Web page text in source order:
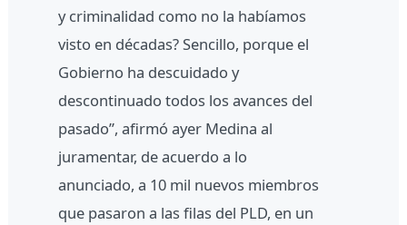
y criminalidad como no la habíamos
visto en décadas? Sencillo, porque el
Gobierno ha descuidado y
descontinuado todos los avances del
pasado”, afirmó ayer Medina al
juramentar, de acuerdo a lo
anunciado, a 10 mil nuevos miembros
que pasaron a las filas del PLD, en un